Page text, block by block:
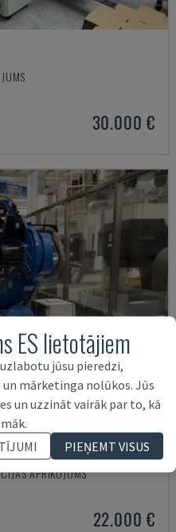
30.000 €
APRĪKOJUMS
22.000 €
ES lietotājiem
jūsu pieredzi,
mārketinga nolūkos. Jūs
un uzzināt vairāk par to, kā
PIEŅEMT VISUS